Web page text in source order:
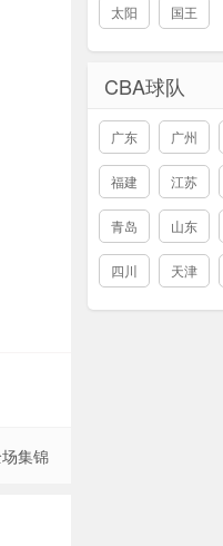
集锦
太阳 国王
CBA球队
广东 广州
福建 江苏
青岛 山东
四川 天津